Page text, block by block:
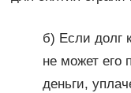
б) Если долг
не может его
деньги,